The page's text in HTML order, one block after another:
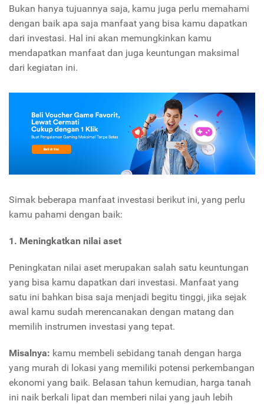
Bukan hanya tujuannya saja, kamu juga perlu memahami
dengan baik apa saja manfaat yang bisa kamu dapatkan
dari investasi. Hal ini akan memungkinkan kamu
mendapatkan manfaat dan juga keuntungan maksimal
dari kegiatan ini.
Simak beberapa manfaat investasi berikut ini, yang perlu
kamu pahami dengan baik:
1. Meningkatkan nilai aset
Peningkatan nilai aset merupakan salah satu keuntungan
yang bisa kamu dapatkan dari investasi. Manfaat yang
satu ini bahkan bisa saja menjadi begitu tinggi, jika sejak
awal kamu sudah merencanakan dengan matang dan
memilih instrumen investasi yang tepat.
Misalnya: kamu membeli sebidang tanah dengan harga
yang murah di lokasi yang memiliki potensi perkembangan
ekonomi yang baik. Belasan tahun kemudian, harga tanah
ini naik berkali lipat dan memberi nilai yang jauh lebih